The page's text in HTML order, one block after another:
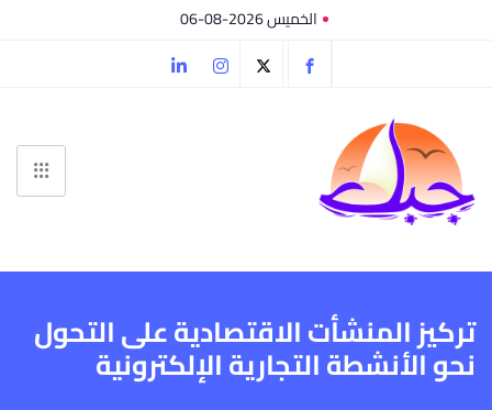
الخميس 2026-08-06
تركيز المنشأت الاقتصادية على التحول
نحو الأنشطة التجارية الإلكترونية